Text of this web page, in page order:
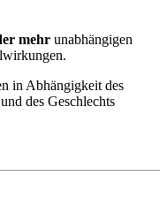
mehr unabhängigen
in Abhängigkeit des
des Geschlechts